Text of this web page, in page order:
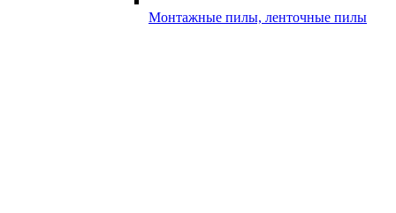
Монтажные пилы, ленточные пилы